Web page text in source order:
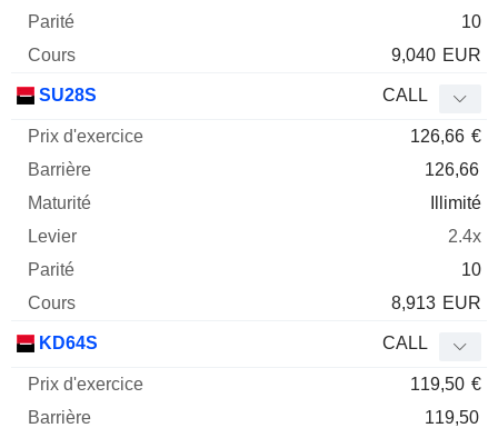
10
9,040 EUR
SU28S CALL
126,66 €
126,66
Illimité
2.4x
10
8,913 EUR
KD64S CALL
119,50 €
119,50